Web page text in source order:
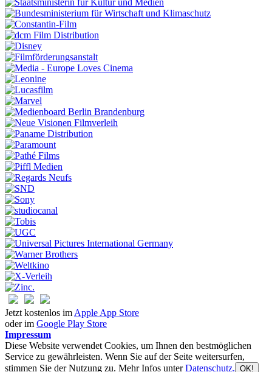
Jetzt kostenlos im Apple App Store
oder im Google Play Store
Impressum
Diese Website verwendet Cookies, um Ihnen den bestmöglichen
Service zu gewährleisten. Wenn Sie auf der Seite weitersurfen,
stimmen Sie der Nutzung zu. Mehr Infos unterDatenschutz. OK!